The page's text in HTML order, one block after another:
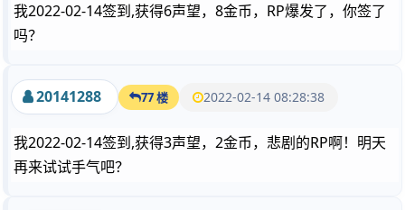
我2022-02-14签到,获得6声望，8金币，RP爆发了，你签了
吗？
20141288 77 楼 2022-02-14 08:28:38
我2022-02-14签到,获得3声望，2金币，悲剧的RP啊！明天
再来试试手气吧？